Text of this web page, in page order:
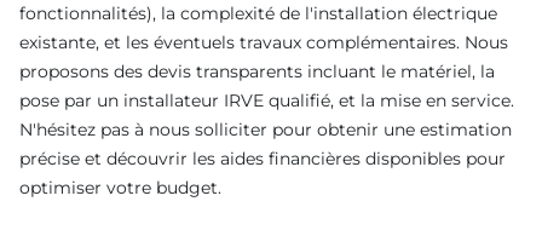
fonctionnalités), la complexité de l'installation électrique
existante, et les éventuels travaux complémentaires. Nous
proposons des devis transparents incluant le matériel, la
pose par un installateur IRVE qualifié, et la mise en service.
N'hésitez pas à nous solliciter pour obtenir une estimation
précise et découvrir les aides financières disponibles pour
optimiser votre budget.